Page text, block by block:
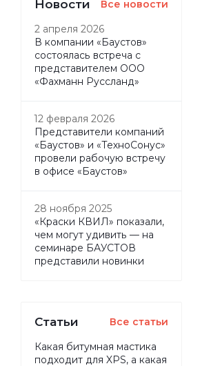
Новости Все новости
2 апреля 2026
В компании «Баустов»
состоялась встреча с
представителем ООО
«Фахманн Руссланд»
12 февраля 2026
Представители компаний
«Баустов» и «ТехноСонус»
провели рабочую встречу
в офисе «Баустов»
28 ноября 2025
«Краски КВИЛ» показали,
чем могут удивить — на
семинаре БАУСТОВ
представили новинки
Статьи Все статьи
Какая битумная мастика
подходит для XPS, а какая